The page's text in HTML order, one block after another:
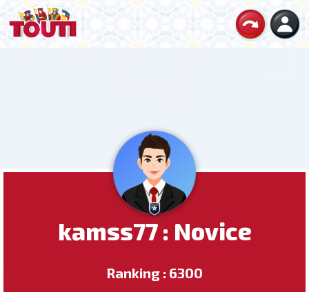
kamss77 : Novice
Ranking : 6300